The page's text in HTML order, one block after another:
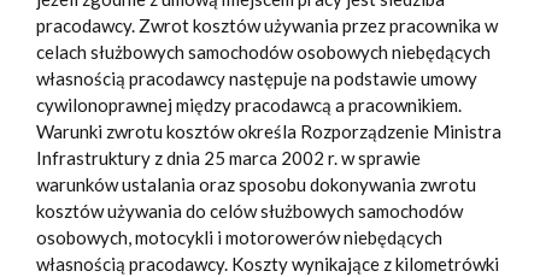
pracodawcy. Zwrot kosztów używania przez pracownika w
celach służbowych samochodów osobowych niebędących
własnością pracodawcy następuje na podstawie umowy
cywilonoprawnej między pracodawcą a pracownikiem.
Warunki zwrotu kosztów określa Rozporządzenie Ministra
Infrastruktury z dnia 25 marca 2002 r. w sprawie
warunków ustalania oraz sposobu dokonywania zwrotu
kosztów używania do celów służbowych samochodów
osobowych, motocykli i motorowerów niebędących
własnością pracodawcy. Koszty wynikające z kilometrówki